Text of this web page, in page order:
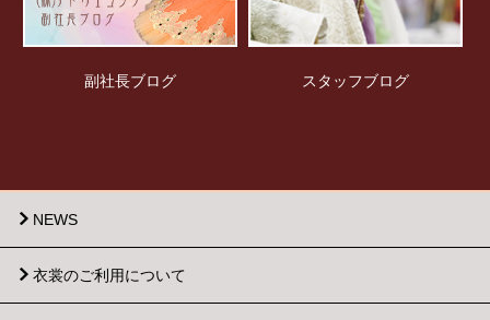
副社長ブログ スタッフブログ
NEWS
衣裳のご利用について